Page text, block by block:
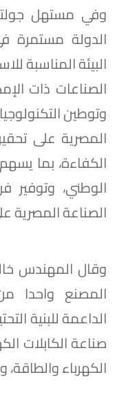
وفي مستهل
الدولة مستمرة
البيئة المناسبة
الصناعات ذات
وتوطين
المصرية على
الكفاءة، بما
الوطني،
الصناعة المصرية
وقال المهندس
المصنع واحدا من
الداعمة للبنية
صناعة الكابلات
الكهرباء